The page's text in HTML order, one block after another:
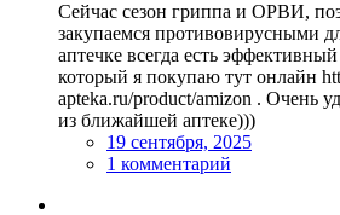
Сейчас сезон гриппа и ОРВИ,
закупаемся противовирусными
аптечке всегда есть
который я покупаю тут онлайн
apteka.ru/product/amizon . Очень
из ближайшей аптеке)))
19 сентября, 2025
1 комментарий